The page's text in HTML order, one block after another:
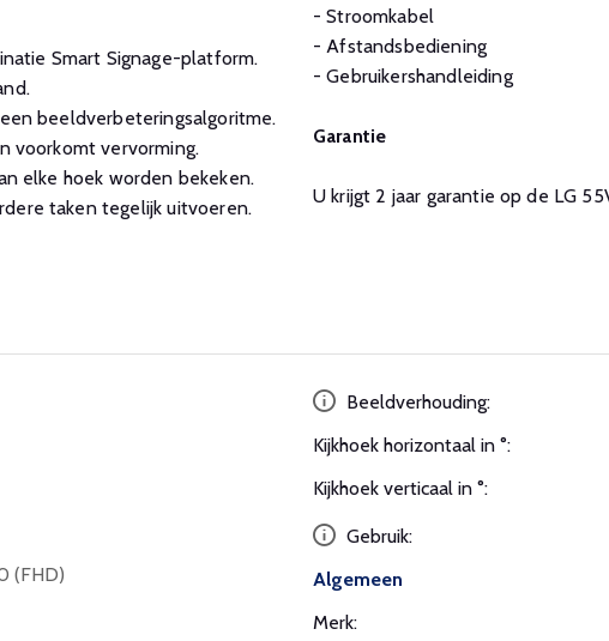
Smart Signage-platform.
beeldverbeteringsalgoritme.
voorkomt vervorming.
elke hoek worden bekeken.
taken tegelijk uitvoeren.
- Stroomkabel
- Afstandsbediening
- Gebruikershandleiding
Garantie
U krijgt 2 jaar garantie op de LG
(FHD)
Beeldverhouding:
Kijkhoek horizontaal in °:
Kijkhoek verticaal in °:
Gebruik:
Algemeen
Merk: